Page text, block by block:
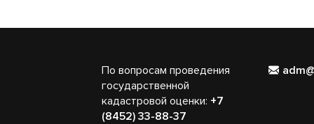
По вопросам проведения
государственной
кадастровой оценки: +7
(8452) 33-88-37